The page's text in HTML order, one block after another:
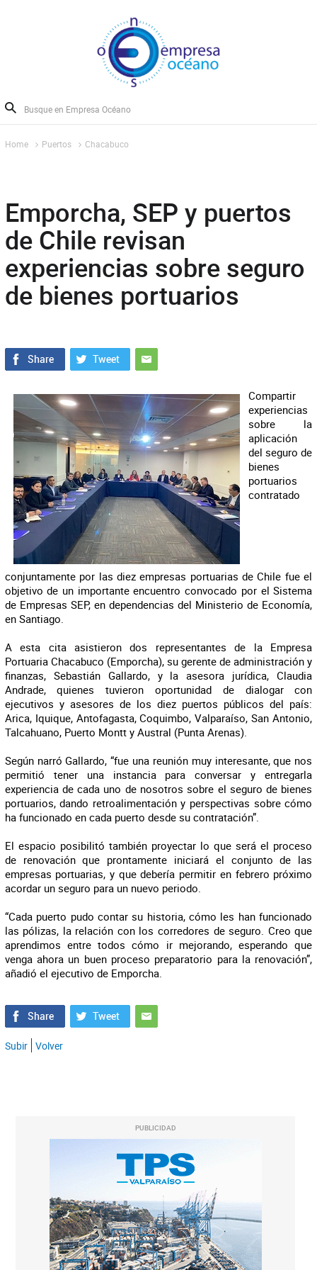
Home Puertos Chacabuco
Emporcha, SEP y puertos
de Chile revisan
experiencias sobre seguro
de bienes portuarios
Compartir
experiencias
sobre la
aplicación
del seguro de
bienes
portuarios
contratado
conjuntamente por las diez empresas portuarias de Chile fue el
objetivo de un importante encuentro convocado por el Sistema
de Empresas SEP, en dependencias del Ministerio de Economía,
en Santiago.
A esta cita asistieron dos representantes de la Empresa
Portuaria Chacabuco (Emporcha), su gerente de administración y
finanzas, Sebastián Gallardo, y la asesora jurídica, Claudia
Andrade, quienes tuvieron oportunidad de dialogar con
ejecutivos y asesores de los diez puertos públicos del país:
Arica, Iquique, Antofagasta, Coquimbo, Valparaíso, San Antonio,
Talcahuano, Puerto Montt y Austral (Punta Arenas).
Según narró Gallardo, “fue una reunión muy interesante, que nos
permitió tener una instancia para conversar y entregarla
experiencia de cada uno de nosotros sobre el seguro de bienes
portuarios, dando retroalimentación y perspectivas sobre cómo
ha funcionado en cada puerto desde su contratación”.
El espacio posibilitó también proyectar lo que será el proceso
de renovación que prontamente iniciará el conjunto de las
empresas portuarias, y que debería permitir en febrero próximo
acordar un seguro para un nuevo periodo.
“Cada puerto pudo contar su historia, cómo les han funcionado
las pólizas, la relación con los corredores de seguro. Creo que
aprendimos entre todos cómo ir mejorando, esperando que
venga ahora un buen proceso preparatorio para la renovación”,
añadió el ejecutivo de Emporcha.
Subir Volver
PUBLICIDAD